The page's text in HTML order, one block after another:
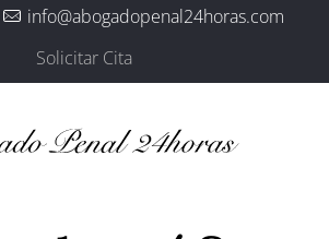
info@abogadopenal24horas.com
Solicitar Cita